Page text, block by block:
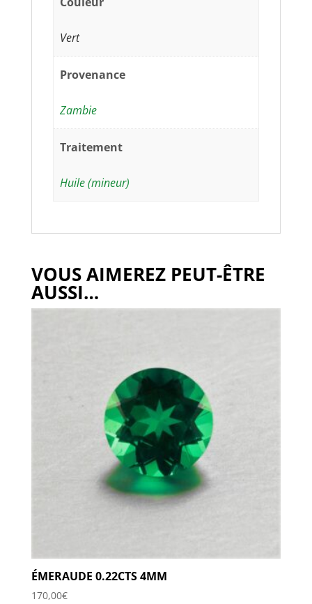
Vert
Provenance
Zambie
Traitement
Huile (mineur)
VOUS AIMEREZ PEUT-ÊTRE
AUSSI…
ÉMERAUDE 0.22CTS 4MM
170,00€